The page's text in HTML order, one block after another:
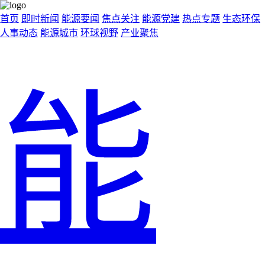
首页 即时新闻 能源要闻 焦点关注 能源党建 热点专题 生态环保
人事动态 能源城市 环球视野 产业聚焦
能